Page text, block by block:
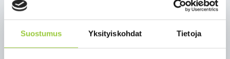
Suostumus Yksityiskohdat Tietoja
Kiehimä Folk 31.8. siirtyy
Paltalinnaan kello 19
eteenpäin